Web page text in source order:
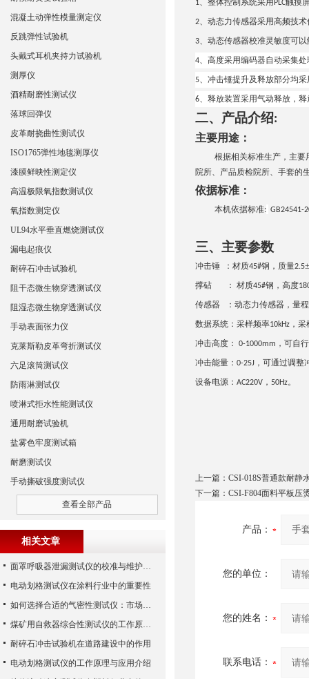
1、整体控制系统采用 PLC触摸
2、动态力传感器采用高频技
3、动态传感器校准灵敏度可
4、高度采用编码器自动采集
5、冲击锤提升及释放部分均
6、释放装置采用气动释放，
二、产品介绍:
主要用途：
根据相关标准生产，主
院所、产品质检院所、手套的
依据标准：
本机依据标准: GB24541-
三、主要参数
冲击锤 ：材质45#钢，质量2.5±
撑砧 ： 材质45#钢，高度
传感器 ：动态力传感器，量程
数据系统：采样频率10kHz，采
冲击高度： 0-1000mm ，可自
冲击能量： 0-25J，可通过调整
设备电源： AC220V， 50Hz。
上一篇： CSI-018S普通款耐静
下一篇： CSI-F804面料平板压
产品：
您的单位：
您的姓名：
联系电话：
混凝土动弹性模量测定仪
反跳弹性试验机
头戴式耳机夹持力试验机
测厚仪
酒精耐磨性测试仪
落球回弹仪
皮革耐挠曲性测试仪
ISO1765弹性地毯测厚仪
漆膜鲜映性测定仪
高温极限氧指数测试仪
氧指数测定仪
UL94水平垂直燃烧测试仪
漏电起痕仪
耐碎石冲击试验机
阻干态微生物穿透测试仪
阻湿态微生物穿透测试仪
手动表面张力仪
克莱斯勒皮革弯折测试仪
六足滚筒测试仪
防雨淋测试仪
喷淋式拒水性能测试仪
通用耐磨试验机
盐雾色牢度测试箱
耐磨测试仪
手动撕破强度测试仪
查看全部产品
相关文章
面罩呼吸器泄漏测试仪的校准与维护技巧
电动划格测试仪在涂料行业中的重要性
如何选择合适的气密性测试仪：市场指南
煤矿用自救器综合性测试仪的工作原理与功能解析
耐碎石冲击试验机在道路建设中的作用
电动划格测试仪的工作原理与应用介绍